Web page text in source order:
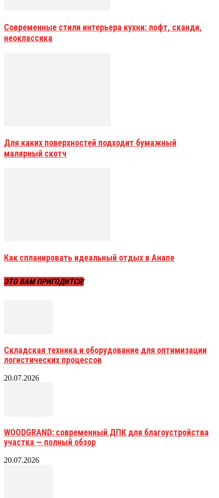
Современные стили интерьера кухни: лофт, сканди,
неоклассика
Для каких поверхностей подходит бумажный
малярный скотч
Как спланировать идеальный отдых в Анапе
ЭТО ВАМ ПРИГОДИТСЯ!
Складская техника и оборудование для оптимизации
логистических процессов
20.07.2026
WOODGRAND: современный ДПК для благоустройства
участка — полный обзор
20.07.2026